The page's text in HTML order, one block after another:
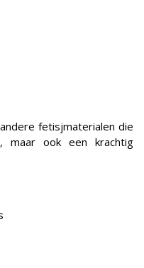
fetisjmaterialen die
maar ook een krachtig